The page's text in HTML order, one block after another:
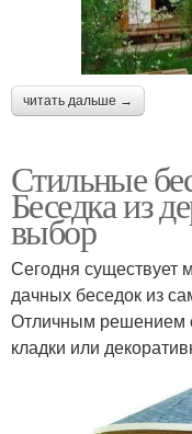
читать дальше →
Стильные
Беседка из
выбор
Сегодня существует
дачных беседок из
Отличным решением
кладки или